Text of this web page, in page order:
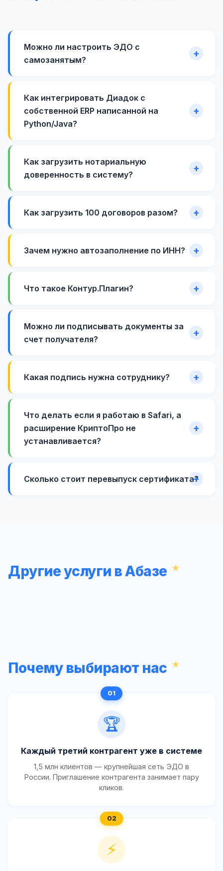
Можно ли настроить ЭДО с
самозанятым?
Как интегрировать Диадок с
собственной ERP написанной на
Python/Java?
Как загрузить нотариальную
доверенность в систему?
Как загрузить 100 договоров разом?
Зачем нужно автозаполнение по ИНН?
Что такое Контур.Плагин?
Можно ли подписывать документы за
счет получателя?
Какая подпись нужна сотруднику?
Что делать если я работаю в Safari, а
расширение КриптоПро не
устанавливается?
Сколько стоит перевыпуск сертификата?
Другие услуги в Абазе
Почему выбирают нас
🏆
Каждый третий контрагент уже в системе
1,5 млн клиентов — крупнейшая сеть ЭДО в
России. Приглашение контрагента занимает пару
кликов.
⚡